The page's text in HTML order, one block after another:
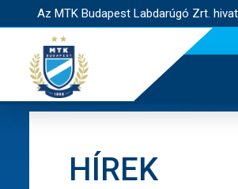
Az MTK Budapest Labdarúgó Zrt.
HÍREK